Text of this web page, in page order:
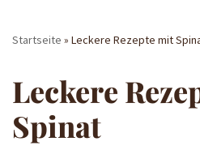
Startseite » Leckere Rezepte mit
Leckere
Spinat